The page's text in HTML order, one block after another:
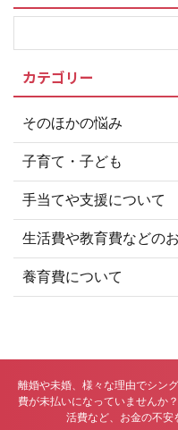
を確実に受け取れるよう支援す
を実施しています。 公正証書・
調停調書等の作成料の補助 ＞＞
柏市「養育費確保支援事業」につ
いて 養育費保証料の補助 保証会
社と養育費保証契約を締結する際
に保証料が必要となるため、初 ...
カテゴリー
そのほかの悩み
子育て・子ども
手当てや支援について
生活費や教育費などの
養育費について
離婚や未婚、様々な理由でシン
費が未払いになっていませんか
活費など、お金の不安